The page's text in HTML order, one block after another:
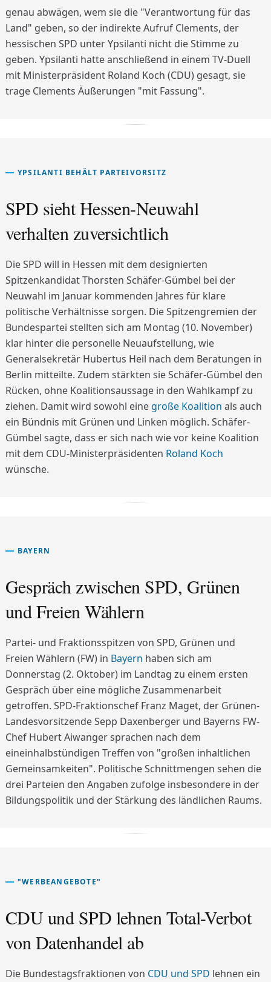
genau abwägen, wem sie die "Verantwortung für das
Land" geben, so der indirekte Aufruf Clements, der
hessischen SPD unter Ypsilanti nicht die Stimme zu
geben. Ypsilanti hatte anschließend in einem TV-Duell
mit Ministerpräsident Roland Koch (CDU) gesagt, sie
trage Clements Äußerungen "mit Fassung".
YPSILANTI BEHÄLT PARTEIVORSITZ
SPD sieht Hessen-Neuwahl
verhalten zuversichtlich
Die SPD will in Hessen mit dem designierten
Spitzenkandidat Thorsten Schäfer-Gümbel bei der
Neuwahl im Januar kommenden Jahres für klare
politische Verhältnisse sorgen. Die Spitzengremien der
Bundespartei stellten sich am Montag (10. November)
klar hinter die personelle Neuaufstellung, wie
Generalsekretär Hubertus Heil nach dem Beratungen in
Berlin mitteilte. Zudem stärkten sie Schäfer-Gümbel den
Rücken, ohne Koalitionsaussage in den Wahlkampf zu
ziehen. Damit wird sowohl eine große Koalition als auch
ein Bündnis mit Grünen und Linken möglich. Schäfer-
Gümbel sagte, dass er sich nach wie vor keine Koalition
mit dem CDU-Ministerpräsidenten Roland Koch
wünsche.
BAYERN
Gespräch zwischen SPD, Grünen
und Freien Wählern
Partei- und Fraktionsspitzen von SPD, Grünen und
Freien Wählern (FW) in Bayern haben sich am
Donnerstag (2. Oktober) im Landtag zu einem ersten
Gespräch über eine mögliche Zusammenarbeit
getroffen. SPD-Fraktionschef Franz Maget, der Grünen-
Landesvorsitzende Sepp Daxenberger und Bayerns FW-
Chef Hubert Aiwanger sprachen nach dem
eineinhalbstündigen Treffen von "großen inhaltlichen
Gemeinsamkeiten". Politische Schnittmengen sehen die
drei Parteien den Angaben zufolge insbesondere in der
Bildungspolitik und der Stärkung des ländlichen Raums.
"WERBEANGEBOTE"
CDU und SPD lehnen Total-Verbot
von Datenhandel ab
Die Bundestagsfraktionen von CDU und SPD lehnen ein